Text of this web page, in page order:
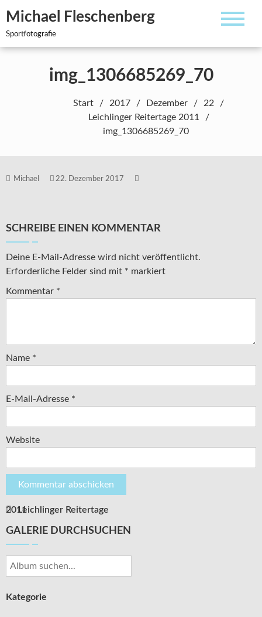
Inhalt
springen
Michael Fleschenberg
Sportfotografie
img_1306685269_70
Start 2017 Dezember
22
Leichlinger Reitertage 2011
img_1306685269_70
Michael 22. Dezember 2017
SCHREIBE EINEN KOMMENTAR
Deine E-Mail-Adresse wird nicht veröffentlicht.
Erforderliche Felder sind mit * markiert
Kommentar *
Name *
E-Mail-Adresse *
Website
Beitragsnavigation
Leichlinger Reitertage 2011
GALERIE DURCHSUCHEN
Kategorie